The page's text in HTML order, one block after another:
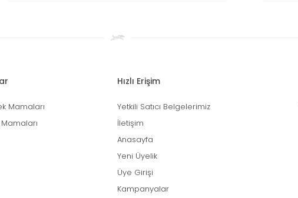
Mamaları
Hızlı Erişim
Yetkili Satıcı Belgelerimiz
İletişim
Anasayfa
Yeni Üyelik
Üye Girişi
Kampanyalar